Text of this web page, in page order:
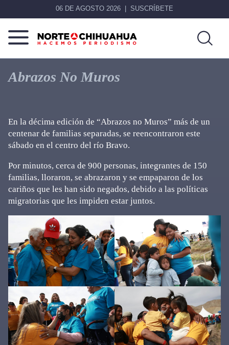
06 DE AGOSTO 2026 SUSCRÍBETE
Norte
Chihuahua
Más
que
noticias,
Abrazos No Muros
En la décima edición de “Abrazos no Muros” más de un
centenar de familias separadas, se reencontraron este
sábado en el centro del río Bravo.
Por minutos, cerca de 900 personas, integrantes de 150
familias, lloraron, se abrazaron y se empaparon de los
cariños que les han sido negados, debido a las políticas
migratorias que les impiden estar juntos.